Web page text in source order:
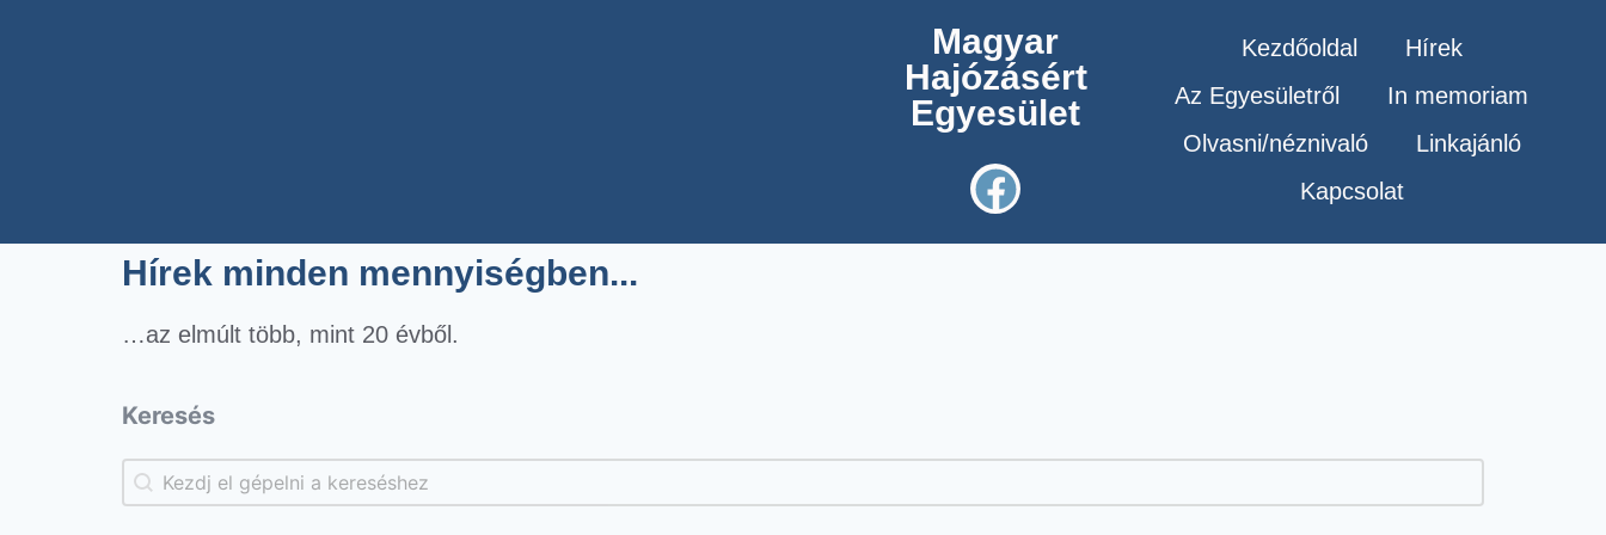
Magyar
Hajózásért
Egyesület
Kezdőoldal
Hírek
Az Egyesületről
In memoriam
Olvasni/néznivaló
Linkajánló
Kapcsolat
Hírek minden mennyiségben...
…az elmúlt több, mint 20 évből.
Keresés
Keresés
Keresés